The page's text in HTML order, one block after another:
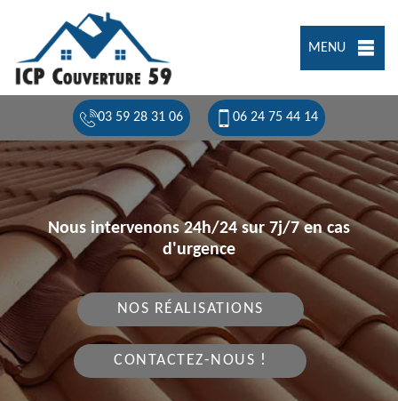
MENU
03 59 28 31 06 06 24 75 44 14
Nous intervenons 24h/24 sur 7j/7 en cas
d'urgence
NOS RÉALISATIONS
CONTACTEZ-NOUS !